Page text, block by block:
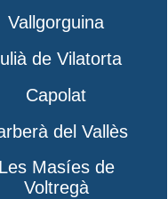
Vallgorguina
de Vilatorta
Capolat
del Vallès
Les Masíes de
Voltregà